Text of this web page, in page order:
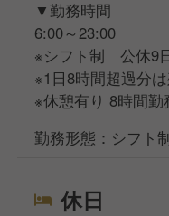
▼勤務時間
6:00～23:00
※シフト制 公休9
※1日8時間超過分
※休憩有り 8時間勤
勤務形態：シフト
休日